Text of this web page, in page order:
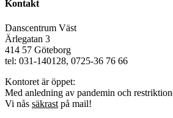
Kontakt
Danscentrum Väst
Ärlegatan 3
414 57 Göteborg
tel: 031-140128, 0725-36 76 66
Kontoret är öppet:
Med anledning av pandemin och
Vi nås säkrast på mail!